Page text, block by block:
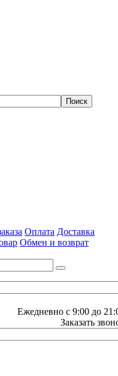
Оплата Доставка
Обмен и возврат
Ежедневно с 9:00 до
Заказать